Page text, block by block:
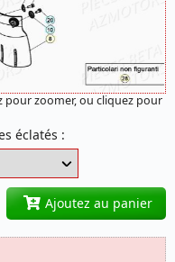
pour zoomer, ou cliquez pour
éclatés :
Ajoutez au panier